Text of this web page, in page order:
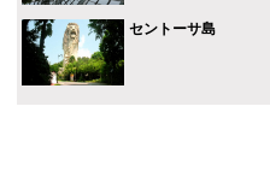
セントーサ島